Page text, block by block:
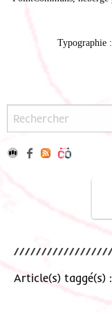
Typographie
Article(s) taggé(s) :